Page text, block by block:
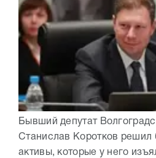
Бывший депутат
Станислав Коротков решил
активы, которые у него